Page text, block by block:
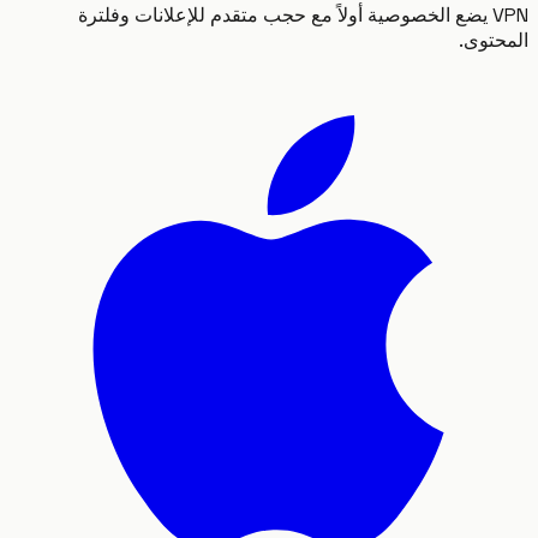
VPN يضع الخصوصية أولاً مع حجب متقدم للإعلانات وفلترة